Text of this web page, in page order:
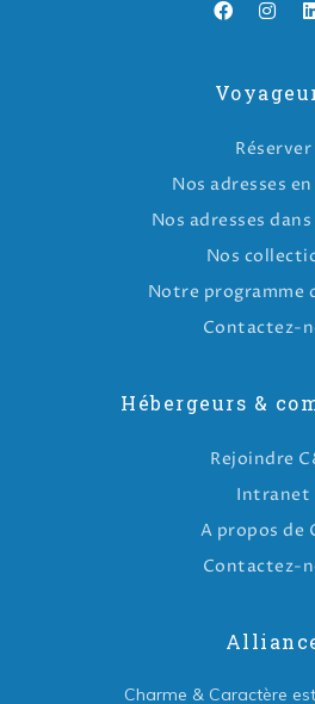
Réserver
Nos adresses
Nos adresses
Nos
Notre programme
Contactez-
Hébergeurs &
Rejoindre
Intranet
A propos de
Contactez-
Charme & Caractère